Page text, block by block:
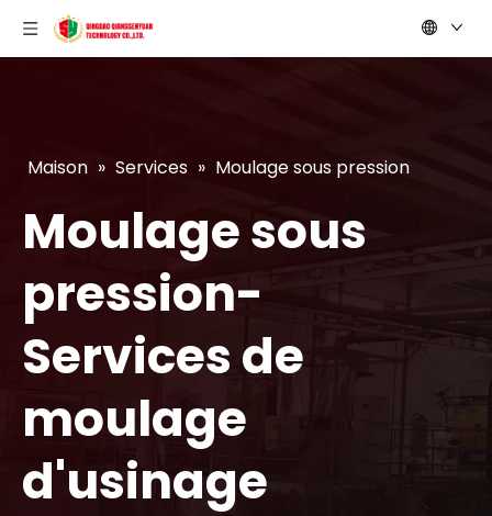
Maison » Services » Moulage sous pression
Moulage sous
pression-
Services de
moulage
d'usinage